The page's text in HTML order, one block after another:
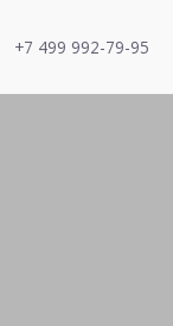
+7 499 992-79-95